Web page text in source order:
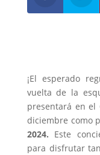
¡El esperado
vuelta de la
presentará en el
diciembre como
2024. Este
para disfrutar